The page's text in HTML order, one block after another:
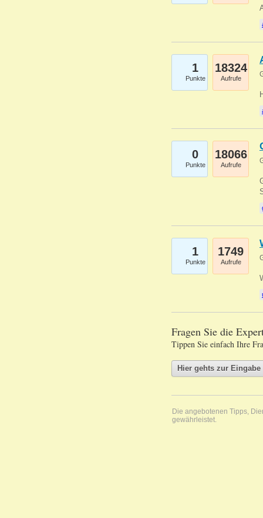
1
Punkte
18324
Aufrufe
0
Punkte
18066
Aufrufe
1
Punkte
1749
Aufrufe
Fragen Sie die
Tippen Sie einfach Ihre
Die angebotenen Tipps,
gewährleistet.